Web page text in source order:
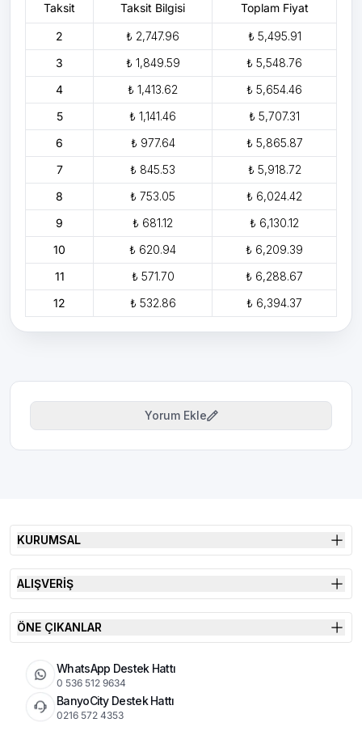
Taksit Taksit Bilgisi Toplam Fiyat
2 ₺ 2,747.96
₺ 5,495.91
3
₺ 1,849.59
₺ 5,548.76
4
₺ 1,413.62
₺ 5,654.46
5
₺ 1,141.46
₺ 5,707.31
6
₺ 977.64
₺ 5,865.87
7
₺ 845.53
₺ 5,918.72
8
₺ 753.05
₺ 6,024.42
9
₺ 681.12
₺ 6,130.12
10
₺ 620.94
₺ 6,209.39
11
₺ 571.70
₺ 6,288.67
12
₺ 532.86 ₺ 6,394.37
Yorum Ekle
KURUMSAL
ALIŞVERİŞ
ÖNE ÇIKANLAR
WhatsApp Destek Hattı
0 536 512 9634
BanyoCity Destek Hattı
0216 572 4353